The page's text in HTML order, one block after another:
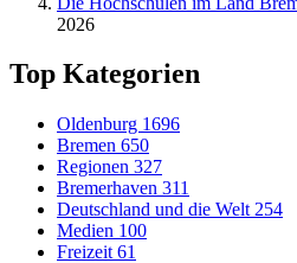
2026
Top Kategorien
Oldenburg 1696
Bremen 650
Regionen 327
Bremerhaven 311
Deutschland und die Welt 254
Medien 100
Freizeit 61